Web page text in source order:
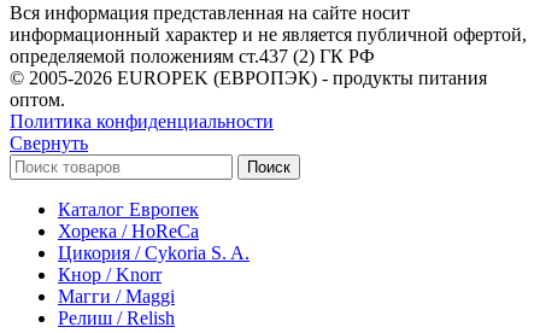
Вся информация представленная на сайте носит
информационный характер и не является публичной офертой,
определяемой положениям ст.437 (2) ГК РФ
© 2005-2026 EUROPEK (ЕВРОПЭК) - продукты питания
оптом.
Политика конфиденциальности
Свернуть
Поиск
Каталог Европек
Хорека / HoReCa
Цикория / Cykoria S. A.
Кнор / Knorr
Магги / Maggi
Релиш / Relish